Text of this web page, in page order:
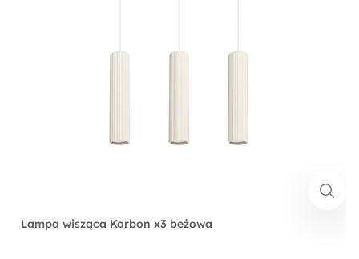
Lampa wisząca Karbon x3 beżowa